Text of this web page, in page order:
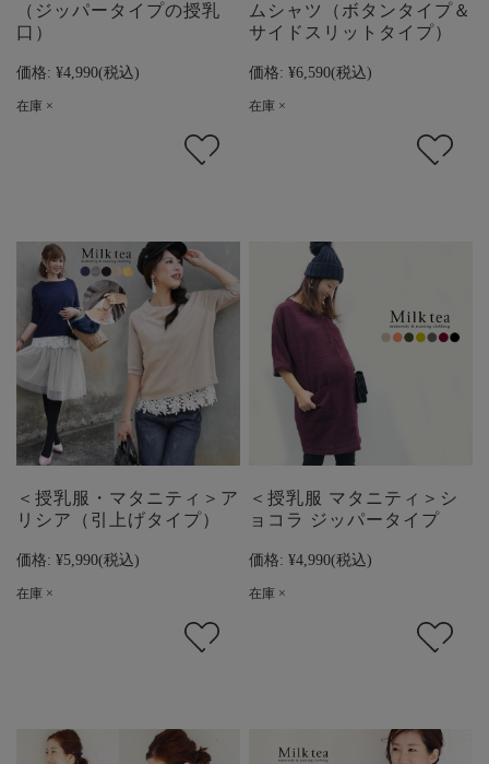
（ジッパータイプの授乳
口）
価格: ¥4,990(税込)
在庫 ×
ムシャツ（ボタンタイプ＆
サイドスリットタイプ）
価格: ¥6,590(税込)
在庫 ×
＜授乳服・マタニティ＞ア
リシア（引上げタイプ）
価格: ¥5,990(税込)
在庫 ×
＜授乳服 マタニティ＞シ
ョコラ ジッパータイプ
価格: ¥4,990(税込)
在庫 ×